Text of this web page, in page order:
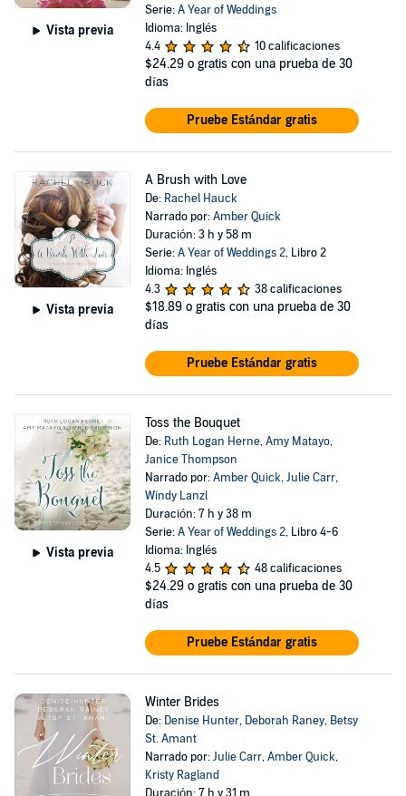
Vista previa
Serie:A Year of Weddings
Idioma: Inglés
4.4
10 calificaciones
$24.29 o gratis con una prueba de 30
días
Pruebe Estándar gratis
Vista previa
A Brush with Love
De: Rachel Hauck
Narrado por:Amber Quick
Duración: 3 h y 58 m
Serie:A Year of Weddings 2, Libro 2
Idioma: Inglés
4.3
38 calificaciones
$18.89 o gratis con una prueba de 30
días
Pruebe Estándar gratis
Vista previa
Toss the Bouquet
De: Ruth Logan Herne,Amy Matayo,
Janice Thompson
Narrado por:Amber Quick,Julie Carr,
Windy Lanzl
Duración: 7 h y 38 m
Serie:A Year of Weddings 2, Libro 4-6
Idioma: Inglés
4.5
48 calificaciones
$24.29 o gratis con una prueba de 30
días
Pruebe Estándar gratis
Winter Brides
De: Denise Hunter, Deborah Raney, Betsy
St. Amant
Narrado por:Julie Carr,Amber Quick,
Kristy Ragland